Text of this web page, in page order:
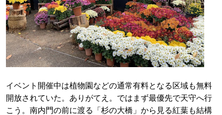
イベント開催中は植物園などの通常有料となる区域も無料
開放されていた。ありがてえ。ではまず最優先で天守へ行
こう。南内門の前に渡る「杉の大橋」から見る紅葉も結構